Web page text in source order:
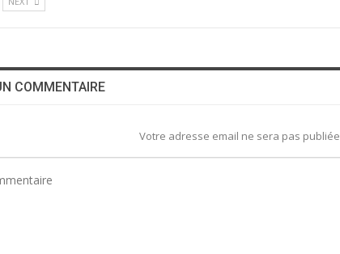
COMMENTAIRE
Votre adresse email ne sera pas